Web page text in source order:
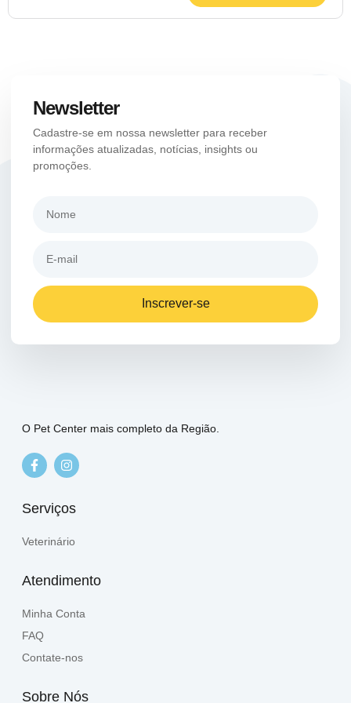
Newsletter
Cadastre-se em nossa newsletter para receber
informações atualizadas, notícias, insights ou
promoções.
Inscrever-se
O Pet Center mais completo da Região.
Serviços
Veterinário
Atendimento
Minha Conta
FAQ
Contate-nos
Sobre Nós